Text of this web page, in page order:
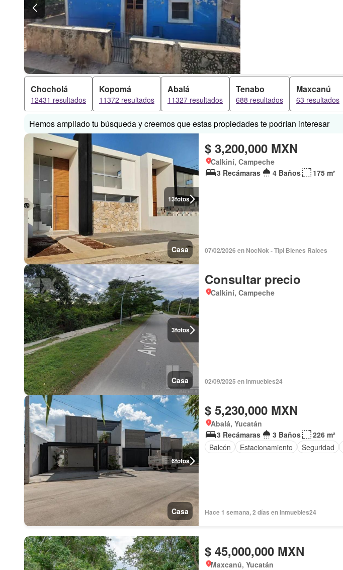
Chocholá
12431 resultados
Kopomá
11372 resultados
Abalá
11327 resultados
Tenabo
688 resultados
Maxcanú
63 resultados
Hemos ampliado tu búsqueda y creemos que estas propiedades te podrían interesar
13fotos
Casa
$ 3,200,000 MXN
Calkiní, Campeche
3 Recámaras
4 Baños 175 m²
07/02/2026 en NocNok - Tipi Bienes Raices
3fotos
Casa
Consultar precio
Calkiní, Campeche
02/09/2025 en Inmuebles24
6fotos
Casa
$ 5,230,000 MXN
Abalá, Yucatán
3 Recámaras
3 Baños
226 m²
Balcón
Estacionamiento Seguridad
Hace 1 semana, 2 días en Inmuebles24
$ 45,000,000 MXN
Maxcanú, Yucatán